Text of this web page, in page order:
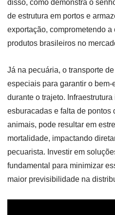
disso, como demonstra o
de estrutura em portos e
exportação, comprometendo
produtos brasileiros no
Já na pecuária, o transporte
especiais para garantir o
durante o trajeto.
esburacadas e falta de pontos
animais, pode resultar em
mortalidade, impactando
pecuarista. Investir em
fundamental para minimizar
maior previsibilidade na